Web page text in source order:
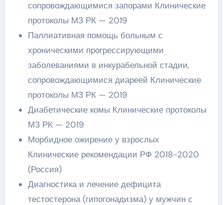
сопровождающимися запорами Клинические
протоколы МЗ РК — 2019
Паллиативная помощь больным с
хроническими прогрессирующими
заболеваниями в инкурабельной стадии,
сопровождающимися диареей Клинические
протоколы МЗ РК — 2019
Диабетические комы Клинические протоколы
МЗ РК — 2019
Морбидное ожирение у взрослых
Клинические рекомендации РФ 2018-2020
(Россия)
Диагностика и лечение дефицита
тестостерона (гипогонадизма) у мужчин с